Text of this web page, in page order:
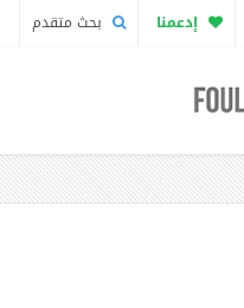
إدعمنا بحث متقدم